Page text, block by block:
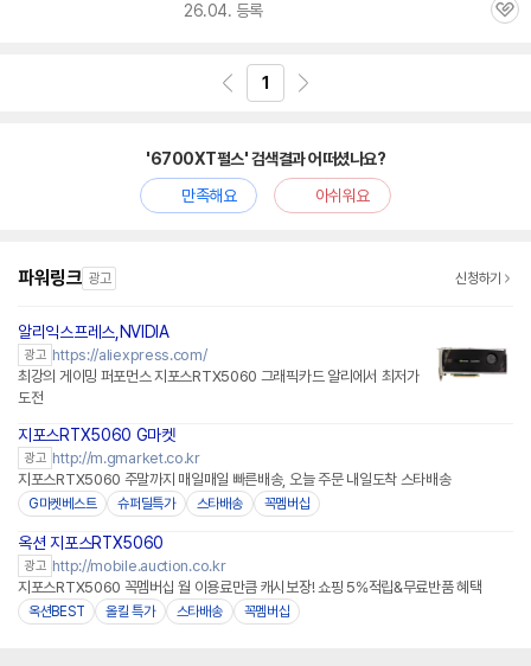
26.04. 등록
관
1
'6700XT펄스' 검색결과 어떠셨나요?
만족해요
아쉬워요
파워링크 광고 신청하기
알리익스프레스,NVIDIA
광고 https://aliexpress.com/
최강의 게이밍 퍼포먼스 지포스RTX5060 그래픽카드 알리에서 최저가
도전
지포스RTX5060 G마켓
광고 http://m.gmarket.co.kr
지포스RTX5060 주말까지 매일매일 빠른배송, 오늘 주문 내일도착 스타배송
G마켓베스트 슈퍼딜특가 스타배송 꼭멤버십
옥션 지포스RTX5060
광고 http://mobile.auction.co.kr
지포스RTX5060 꼭멤버십 월 이용료만큼 캐시보장! 쇼핑 5%적립&무료반품 혜택
옥션BEST 올킬 특가 스타배송 꼭멤버십